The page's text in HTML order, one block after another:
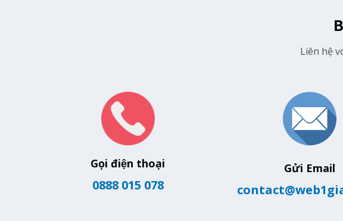
Liên hệ
Gọi điện thoại
0888 015 078
Gửi Email